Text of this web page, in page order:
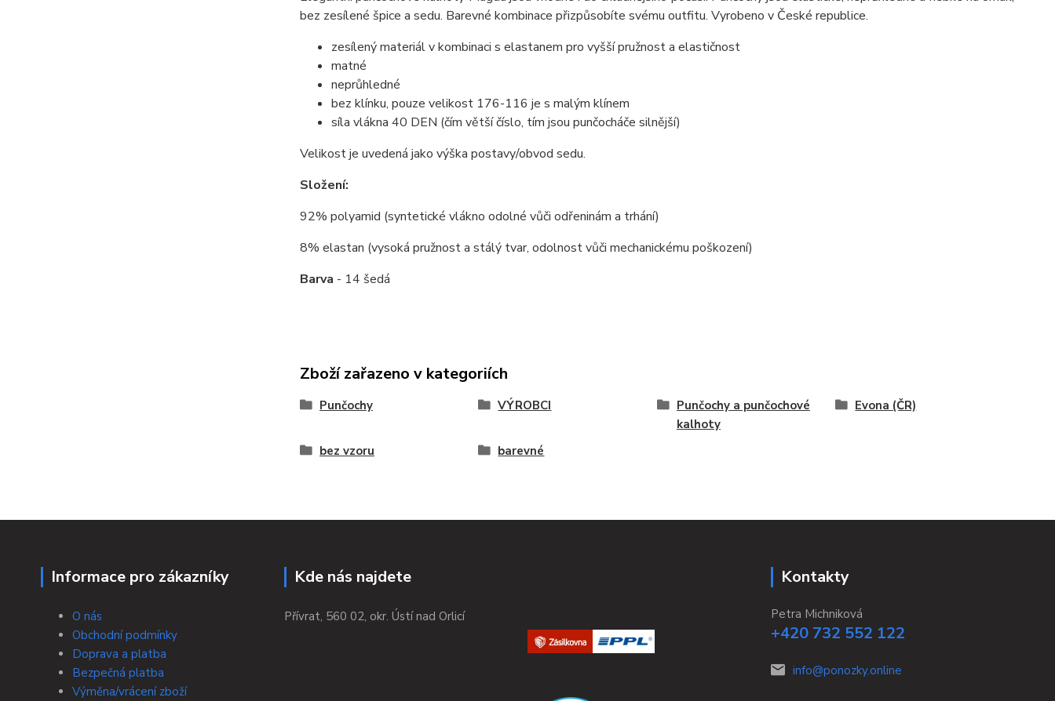
bez zesílené špice a sedu. Barevné kombinace přizpůsobíte svému outfitu. Vyrobeno v České republice.
zesílený materiál v kombinaci s elastanem pro vyšší pružnost a elastičnost
matné
neprůhledné
bez klínku, pouze velikost 176-116 je s malým klínem
síla vlákna 40 DEN (čím větší číslo, tím jsou punčocháče silnější)
Velikost je uvedená jako výška postavy/obvod sedu.
Složení:
92% polyamid (syntetické vlákno odolné vůči odřeninám a trhání)
8% elastan (vysoká pružnost a stálý tvar, odolnost vůči mechanickému poškození)
Barva - 14 šedá
Zboží zařazeno v kategoriích
Punčochy VÝROBCI
Punčochy a punčochové
kalhoty
Evona (ČR)
bez vzoru barevné
Informace pro zákazníky
O nás
Obchodní podmínky
Doprava a platba
Bezpečná platba
Výměna/vrácení zboží
Kde nás najdete
Přívrat, 560 02, okr. Ústí nad Orlicí
Kontakty
Petra Michniková
+420 732 552 122
info@ponozky.online